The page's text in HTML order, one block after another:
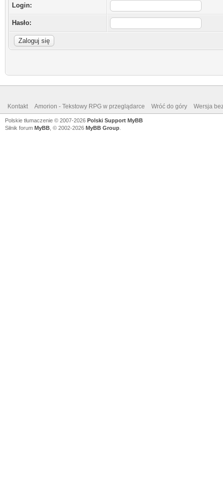
Login:
Hasło:
Kontakt Amorion - Tekstowy RPG w przeglądarce Wróć do góry Wersja
Polskie tłumaczenie © 2007-2026 Polski Support MyBB
Silnik forum MyBB , © 2002-2026 MyBB Group